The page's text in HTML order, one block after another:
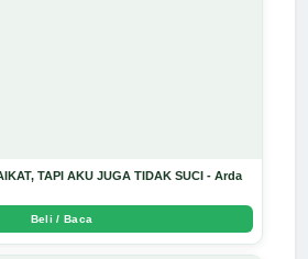
TAPI AKU JUGA TIDAK SUCI - Arda
Beli / Baca